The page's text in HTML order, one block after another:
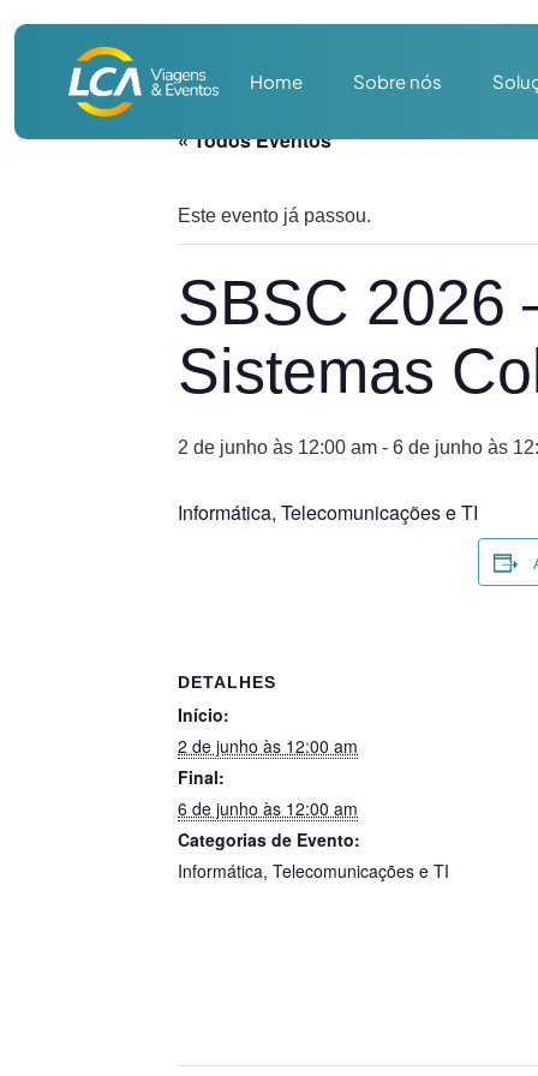
Home Sobre nós
« Todos Eventos
Este evento já passou.
SBSC 2026
Sistemas
2 de junho às 12:00 am - 6 de junho às
Informática, Telecomunicações e TI
DETALHES
Início:
2 de junho às 12:00 am
Final:
6 de junho às 12:00 am
Categorias de Evento:
Informática, Telecomunicações e TI